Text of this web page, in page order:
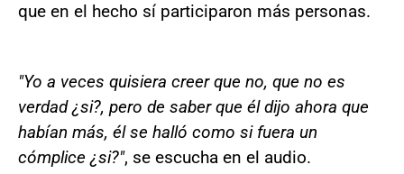
que en el hecho sí participaron más personas.
"Yo a veces quisiera creer que no, que no es
verdad ¿si?, pero de saber que él dijo ahora que
habían más, él se halló como si fuera un
cómplice ¿si?", se escucha en el audio.